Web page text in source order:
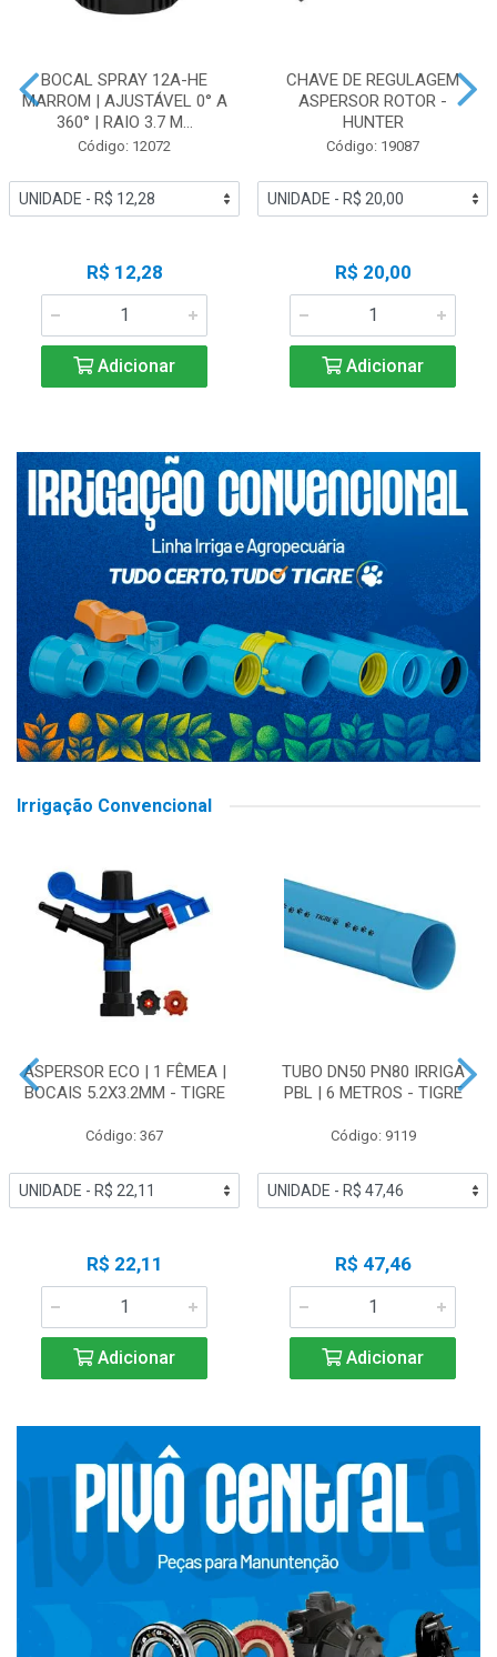
BOCAL SPRAY 12A-HE
MARROM | AJUSTÁVEL 0° A
360° | RAIO 3.7 M...
Código: 12072
R$ 12,28
Adicionar
CHAVE DE REGULAGEM
ASPERSOR ROTOR -
HUNTER
Código: 19087
R$ 20,00
Adicionar
Irrigação Convencional
ASPERSOR ECO | 1 FÊMEA |
BOCAIS 5.2X3.2MM - TIGRE
Código: 367
R$ 22,11
Adicionar
TUBO DN50 PN80 IRRIGA
PBL | 6 METROS - TIGRE
Código: 9119
R$ 47,46
Adicionar